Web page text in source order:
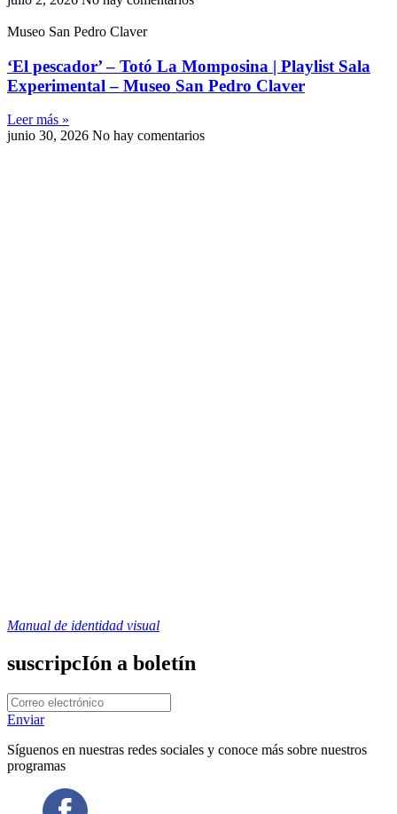
Museo San Pedro Claver
‘El pescador’ – Totó La Momposina | Playlist Sala
Experimental – Museo San Pedro Claver
Leer más »
junio 30, 2026 No hay comentarios
Manual de identidad visual
suscripcIón a boletín
Enviar
Síguenos en nuestras redes sociales y conoce más sobre nuestros
programas